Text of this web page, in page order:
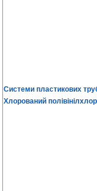
Системи пластикових
Хлорований